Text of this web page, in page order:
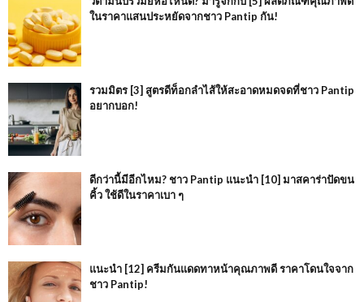
ในราคาแสนประหยัดจากชาว Pantip กัน!
รวมมิตร [3] สูตรดีท็อกลำไส้ให้สะอาดหมดจดที่ชาว Pantip
อยากบอก!
ดีกว่านี้มีอีกไหม? ชาว Pantip แนะนำ [10] มาสคาร่าปัดขน
คิ้ว ใช้ดีในราคาเบา ๆ
แนะนำ [12] ครีมกันแดดทาหน้าคุณภาพดี ราคาโดนใจจาก
ชาว Pantip!